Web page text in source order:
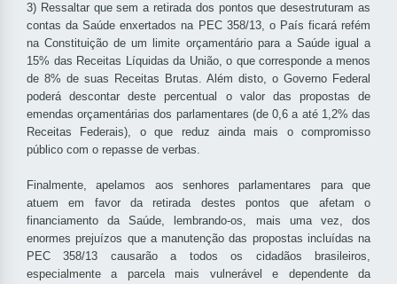
3) Ressaltar que sem a retirada dos pontos que desestruturam as
contas da Saúde enxertados na PEC 358/13, o País ficará refém
na Constituição de um limite orçamentário para a Saúde igual a
15% das Receitas Líquidas da União, o que corresponde a menos
de 8% de suas Receitas Brutas. Além disto, o Governo Federal
poderá descontar deste percentual o valor das propostas de
emendas orçamentárias dos parlamentares (de 0,6 a até 1,2% das
Receitas Federais), o que reduz ainda mais o compromisso
público com o repasse de verbas.
Finalmente, apelamos aos senhores parlamentares para que
atuem em favor da retirada destes pontos que afetam o
financiamento da Saúde, lembrando-os, mais uma vez, dos
enormes prejuízos que a manutenção das propostas incluídas na
PEC 358/13 causarão a todos os cidadãos brasileiros,
especialmente a parcela mais vulnerável e dependente da